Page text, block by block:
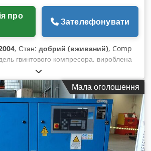
Зателефонувати
, Стан: добрий (вживаний), Comp
гвинтового компресора, вироблена
світовим постачальником рішень у
та газу. Компресори — це
які використовуються для підвищення
повітря) шляхом зменшення його
використовуються у різних галузях та
будівництво,
тощо. Стиснене повітря має
таких як приведення в дію
Мала оголошення